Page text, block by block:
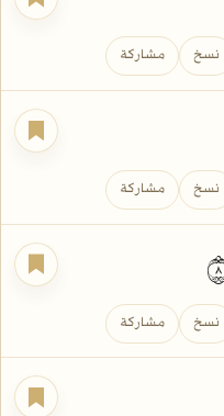
نسخ مشاركة
نسخ مشاركة
نسخ مشاركة